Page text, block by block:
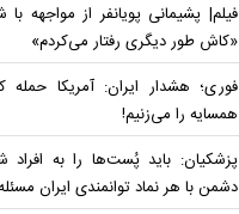
فیلم| پشیمانی پویانفر از مواجهه با
«کاش طور دیگری رفتار می‌کردم»
فوری؛ هشدار ایران: آمریکا حمله
همسایه را می‌زنیم!
پزشکیان: باید پُست‌ها را به افراد
دشمن با هر نماد توانمندی ایران